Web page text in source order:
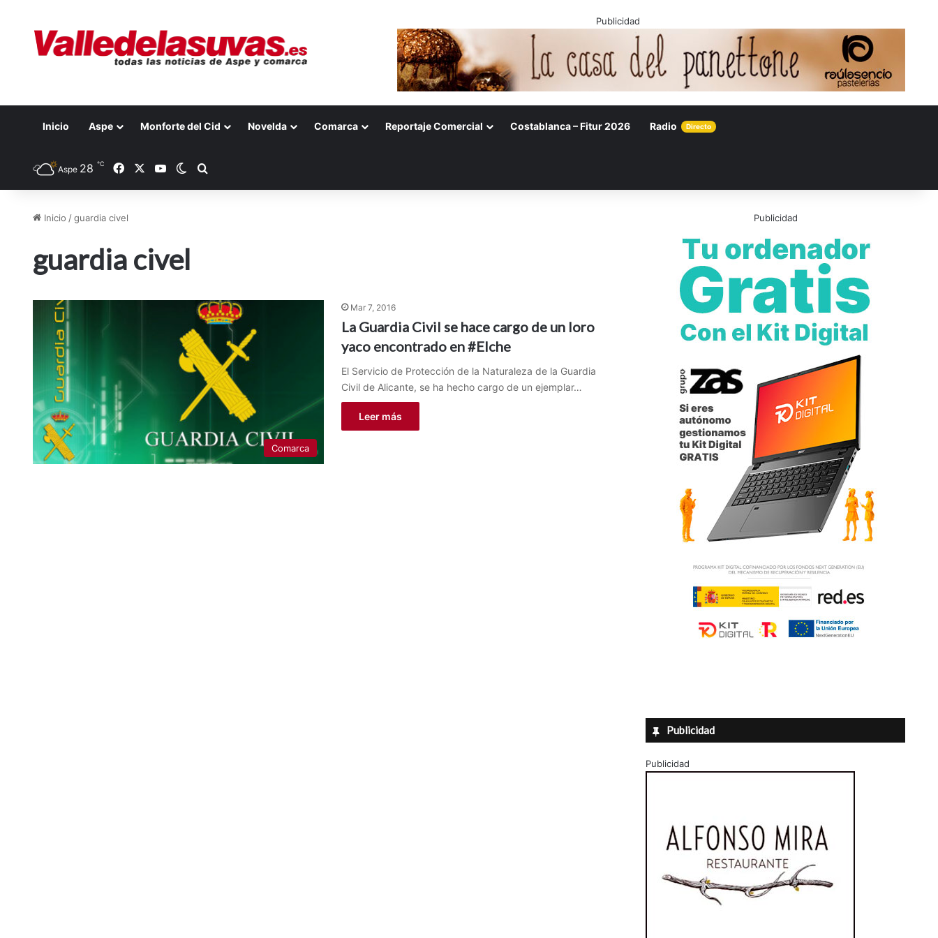
Publicidad
Inicio Aspe Monforte del Cid Novelda Comarca Reportaje Comercial Costablanca – Fitur 2026 Radio Directo
Aspe 28 ℃ FacebookYouTubeSwitch skin
Inicio /guardia civel
guardia civel
Comarca
Mar 7, 2016
La Guardia Civil se hace cargo de un loro
yaco encontrado en #Elche
El Servicio de Protección de la Naturaleza de la Guardia
Civil de Alicante, se ha hecho cargo de un ejemplar…
Leer más
Publicidad
Publicidad
Publicidad